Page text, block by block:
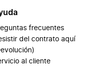
frecuentes
del contrato aquí
al cliente